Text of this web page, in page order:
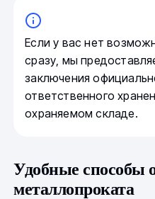
Если у вас нет
сразу, мы
заключения
ответственного
охраняемом складе.
Удобные способы
металлопроката